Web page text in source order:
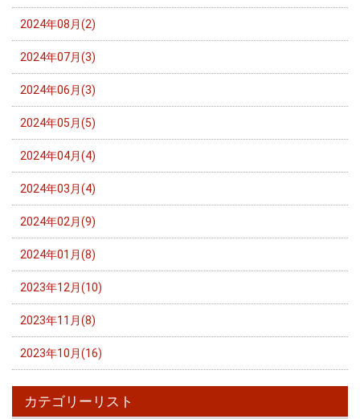
2024年08月(2)
2024年07月(3)
2024年06月(3)
2024年05月(5)
2024年04月(4)
2024年03月(4)
2024年02月(9)
2024年01月(8)
2023年12月(10)
2023年11月(8)
2023年10月(16)
カテゴリーリスト